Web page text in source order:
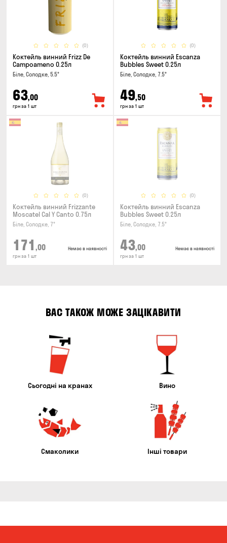
(0)
Коктейль винний Frizz De
Campoameno 0.25л
Біле, Солодке, 5.5°
63,00
грн за 1 шт
(0)
Коктейль винний Escanza
Bubbles Sweet 0.25л
Біле, Солодке, 7.5°
49,50
грн за 1 шт
(0)
Коктейль винний Frizzante
Moscatel Cal Y Canto 0.75л
Біле, Солодке, 7°
171 ,00
грн за 1 шт
Немає в наявності
(0)
Коктейль винний Escanza
Bubbles Sweet 0.25л
Біле, Солодке, 7.5°
43,00
грн за 1 шт
Немає в наявності
ВАС ТАКОЖ МОЖЕ ЗАЦІКАВИТИ
Сьогодні на кранах Вино
Смаколики Інші товари